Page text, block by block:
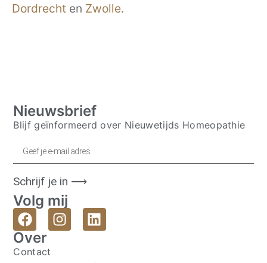
Dordrecht en Zwolle.
Nieuwsbrief
Blijf geïnformeerd over Nieuwetijds Homeopathie
Schrijf je in ⟶
Volg mij
Over
Contact